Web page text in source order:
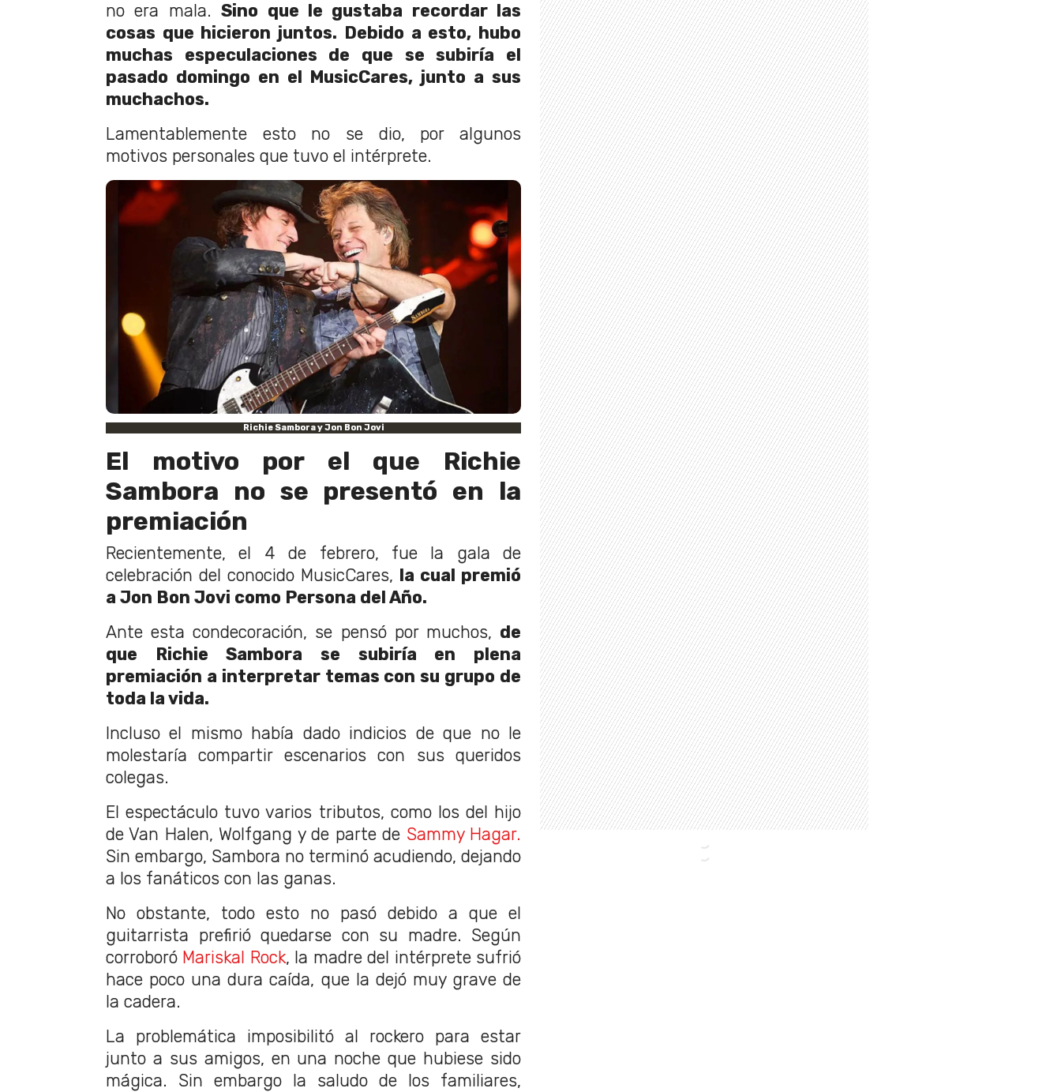
no era mala.Sino que le gustaba recordar las
cosas que hicieron juntos. Debido a esto, hubo
muchas especulaciones de que se subiría el
pasado domingo en el MusicCares, junto a sus
muchachos.
Lamentablemente esto no se dio, por algunos
motivos personales que tuvo el intérprete.
Richie Sambora y Jon Bon Jovi
El motivo por el que Richie
Sambora no se presentó en la
premiación
Recientemente, el 4 de febrero, fue la gala de
celebración del conocido MusicCares,
la cual premió
a Jon Bon Jovi como Persona del Año.
Ante esta condecoración, se pensó por muchos, de
que Richie Sambora se subiría en plena
premiación a interpretar temas con su grupo de
toda la vida.
Incluso el mismo había dado indicios de que no le
molestaría compartir escenarios con sus queridos
colegas.
El espectáculo tuvo varios tributos, como los del hijo
de Van Halen, Wolfgang y de parte de Sammy Hagar.
Sin embargo, Sambora no terminó acudiendo, dejando
a los fanáticos con las ganas.
No obstante, todo esto no pasó debido a que el
guitarrista prefirió quedarse con su madre. Según
corroboró Mariskal Rock, la madre del intérprete sufrió
hace poco una dura caída, que la dejó muy grave de
la cadera.
La problemática imposibilitó al rockero para estar
junto a sus amigos, en una noche que hubiese sido
mágica. Sin embargo la saludo de los familiares,